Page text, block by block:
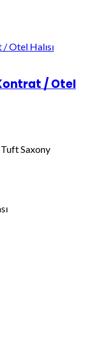
/ Otel
Saxony